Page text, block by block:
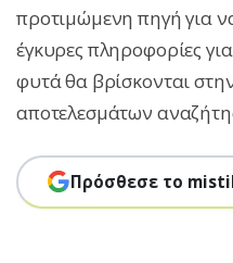
προτιμώμενη πηγή για
έγκυρες πληροφορίες
φυτά θα βρίσκονται
αποτελεσμάτων
Πρόσθεσε το